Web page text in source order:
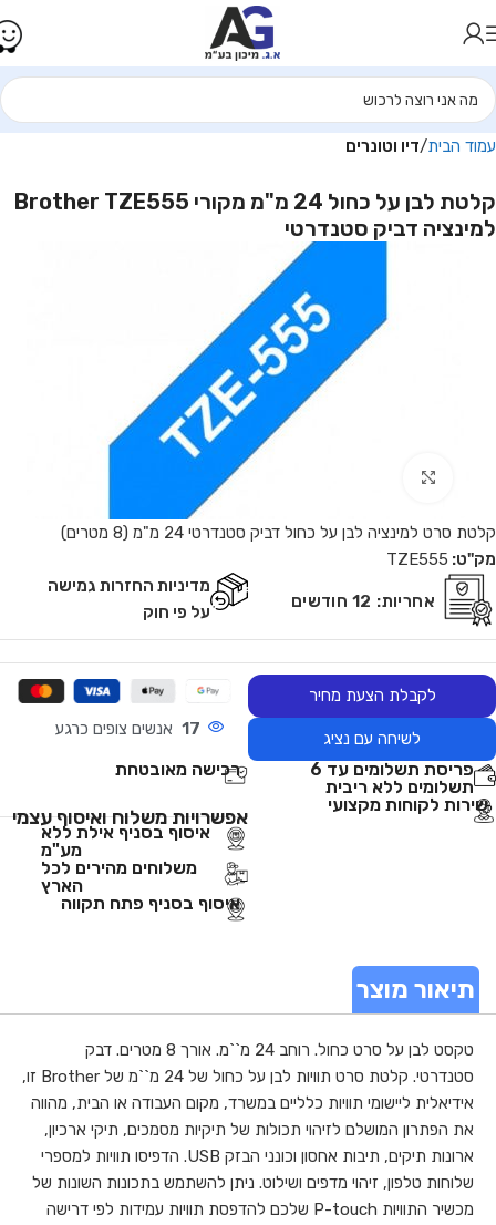
עמוד הבית דיו וטונרים
קלטת לבן על כחול 24 מ"מ מקורי Brother TZE555
למינציה דביק סטנדרטי
קלטת סרט למינציה לבן על כחול דביק סטנדרטי 24 מ"מ (8 מטרים)
מק"ט: TZE555
אחריות: 12 חודשים
מדיניות החזרות גמישה
על פי חוק
לקבלת הצעת מחיר
לשיחה עם נציג 17 אנשים צופים כרגע
פריסת תשלומים עד 6
תשלומים ללא ריבית
רכישה מאובטחת
שירות לקוחות מקצועי
אפשרויות משלוח ואיסוף עצמי
איסוף בסניף אילת ללא
מע"מ
משלוחים מהירים לכל
הארץ
איסוף בסניף פתח תקווה
תיאור מוצר
טקסט לבן על סרט כחול. רוחב 24 מ``מ. אורך 8 מטרים. דבק
סטנדרטי. קלטת סרט תוויות לבן על כחול של 24 מ``מ של Brother זו,
אידיאלית ליישומי תוויות כלליים במשרד, מקום העבודה או הבית, מהווה
את הפתרון המושלם לזיהוי תכולות של תיקיות מסמכים, תיקי ארכיון,
ארונות תיקים, תיבות אחסון וכונני הבזק USB. הדפיסו תוויות למספרי
שלוחות טלפון, זיהוי מדפים ושילוט. ניתן להשתמש בתכונות השונות של
מכשיר התוויות P-touch שלכם להדפסת תוויות עמידות לפי דרישה